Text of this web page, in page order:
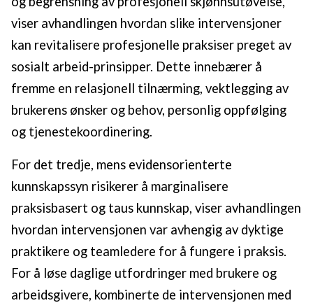
viser avhandlingen hvordan slike intervensjoner
kan revitalisere profesjonelle praksiser preget av
sosialt arbeid-prinsipper. Dette innebærer å
fremme en relasjonell tilnærming, vektlegging av
brukerens ønsker og behov, personlig oppfølging
og tjenestekoordinering.
For det tredje, mens evidensorienterte
kunnskapssyn risikerer å marginalisere
praksisbasert og taus kunnskap, viser avhandlingen
hvordan intervensjonen var avhengig av dyktige
praktikere og teamledere for å fungere i praksis.
For å løse daglige utfordringer med brukere og
arbeidsgivere, kombinerte de intervensjonen med